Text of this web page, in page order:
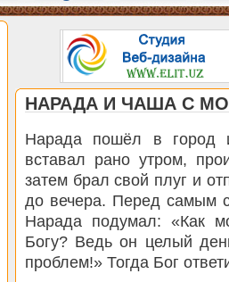
НАРАДА И ЧАША С
Нарада пошёл в город
вставал рано утром,
затем брал свой плуг и
до вечера. Перед самым
Нарада подумал: «Как
Богу? Ведь он целый
проблем!» Тогда Бог